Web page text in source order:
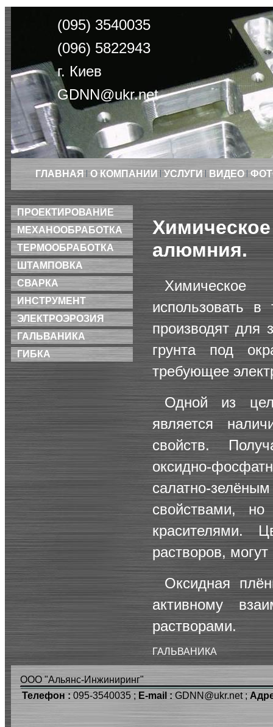
(095) 3540035
(096) 5822943
г. Киев
GDNN@ukr.net
ГЛАВНАЯ О КОМПАНИИ УСЛУГИ ВИДЕО
ПРОЕКТИРОВАНИЕ
МЕХАНООБРАБОТКА
ТЕРМООБРАБОТКА
ШТАМПОВКА
СВАРКА
ИНСТРУМЕНТ
ЭЛЕКТРОЭРОЗИЯ
ГАЛЬВАНИКА
ГИБКА
алюмния.
Химическое
использовать в
производят для
грунта под
требующее
Одной из
является
свойств.
оксидно-
салатно-
свойствами,
красителями.
растворов,
Оксидная
активному
растворами.
ГАЛЬВАНИКА
ООО "Альянс-Инжиниринг"
Телефон : 095-3540035 ; E-mail : GDNN@ukr.net ;